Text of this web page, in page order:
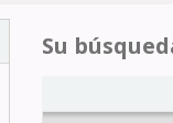
Su